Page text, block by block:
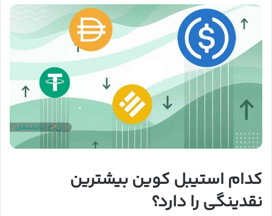
کدام استیبل کوین بیشترین
نقدینگی را دارد؟